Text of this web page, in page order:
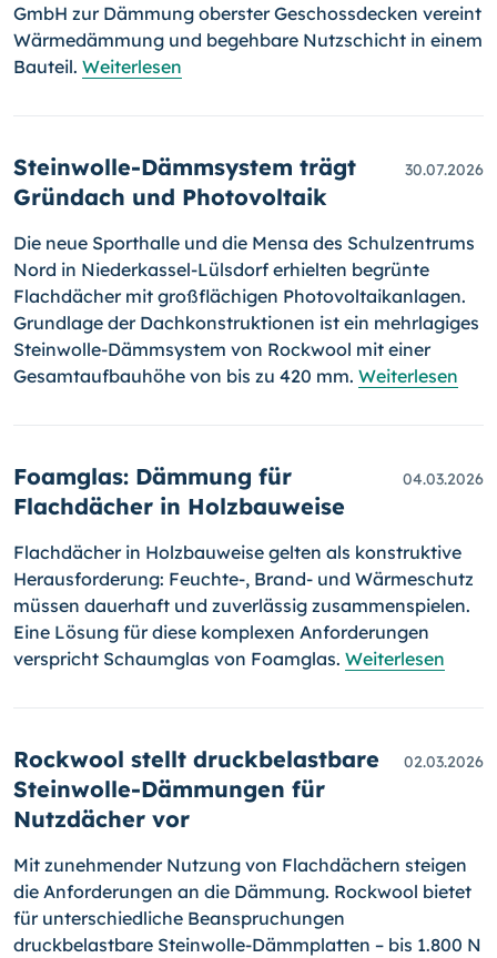
GmbH zur Dämmung oberster Geschossdecken vereint
Wärmedämmung und begehbare Nutzschicht in einem
Bauteil. Weiterlesen
Steinwolle-Dämmsystem trägt
Gründach und Photovoltaik
30.07.2026
Die neue Sporthalle und die Mensa des Schulzentrums
Nord in Niederkassel-Lülsdorf erhielten begrünte
Flachdächer mit großflächigen Photovoltaikanlagen.
Grundlage der Dachkonstruktionen ist ein mehrlagiges
Steinwolle-Dämmsystem von Rockwool mit einer
Gesamtaufbauhöhe von bis zu 420 mm. Weiterlesen
Foamglas: Dämmung für
Flachdächer in Holzbauweise
04.03.2026
Flachdächer in Holzbauweise gelten als konstruktive
Herausforderung: Feuchte-, Brand- und Wärmeschutz
müssen dauerhaft und zuverlässig zusammenspielen.
Eine Lösung für diese komplexen Anforderungen
verspricht Schaumglas von Foamglas. Weiterlesen
Rockwool stellt druckbelastbare
Steinwolle-Dämmungen für
Nutzdächer vor
02.03.2026
Mit zunehmender Nutzung von Flachdächern steigen
die Anforderungen an die Dämmung. Rockwool bietet
für unterschiedliche Beanspruchungen
druckbelastbare Steinwolle-Dämmplatten – bis 1.800 N